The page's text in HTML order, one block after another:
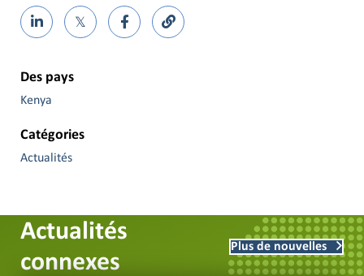
𝕏
Des pays
Kenya
Catégories
Actualités
Actualités
connexes
Plus de nouvelles